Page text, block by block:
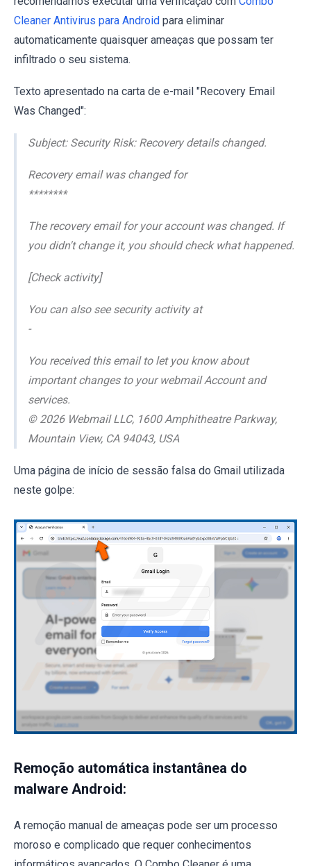
Cleaner Antivirus para Android para eliminar
automaticamente quaisquer ameaças que possam ter
infiltrado o seu sistema.
Texto apresentado na carta de e-mail "Recovery Email
Was Changed":
Subject: Security Risk: Recovery details changed.
Recovery email was changed for
********
The recovery email for your account was changed. If
you didn't change it, you should check what happened.
[Check activity]
You can also see security activity at
-
You received this email to let you know about
important changes to your webmail Account and
services.
© 2026 Webmail LLC, 1600 Amphitheatre Parkway,
Mountain View, CA 94043, USA
Uma página de início de sessão falsa do Gmail utilizada
neste golpe:
Remoção automática instantânea do
malware Android:
A remoção manual de ameaças pode ser um processo
moroso e complicado que requer conhecimentos